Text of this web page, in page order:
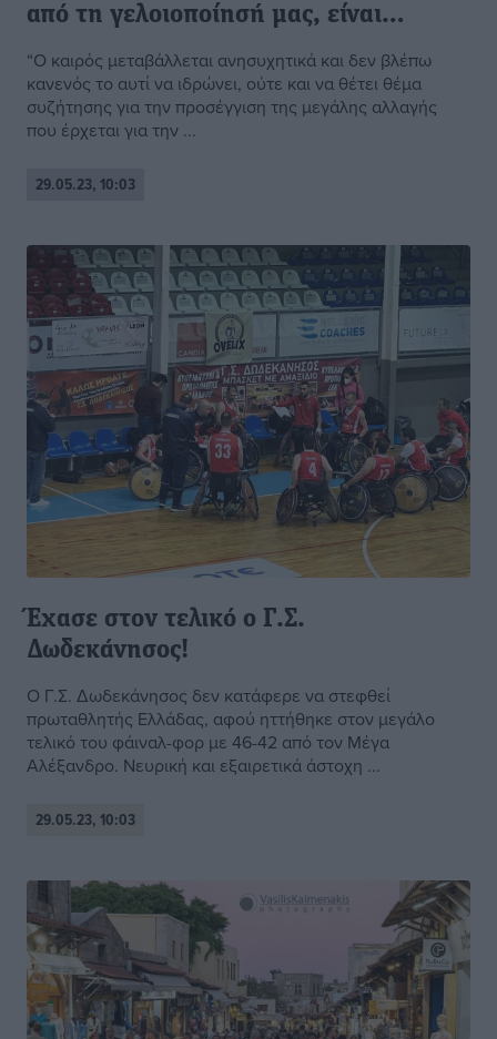
από τη γελοιοποίησή μας, είναι…
“Ο καιρός μεταβάλλεται ανησυχητικά και δεν βλέπω
κανενός το αυτί να ιδρώνει, ούτε και να θέτει θέμα
συζήτησης για την προσέγγιση της μεγάλης αλλαγής
που έρχεται για την ...
29.05.23, 10:03
Έχασε στον τελικό ο Γ.Σ.
Δωδεκάνησος!
Ο Γ.Σ. Δωδεκάνησος δεν κατάφερε να στεφθεί
πρωταθλητής Ελλάδας, αφού ηττήθηκε στον μεγάλο
τελικό του φάιναλ-φορ με 46-42 από τον Μέγα
Αλέξανδρο. Νευρική και εξαιρετικά άστοχη ...
29.05.23, 10:03